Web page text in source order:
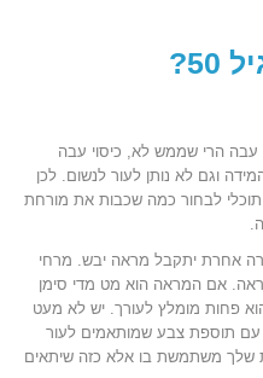
הרי שממש לא, כיסוי עבה
וגם לא נותן לעור לנשום. לכן
תוכלי לבחור כמה שכבות את מורחת
אחרת יתקבל מראה יבש. מרחי
אם המראה הוא מט מדי סימן
פחות מומלץ לעורך. יש לא מעט
עם תוספת צבע שמותאמים לעור
שלך משתמשת בו אלא כזה שיתאים